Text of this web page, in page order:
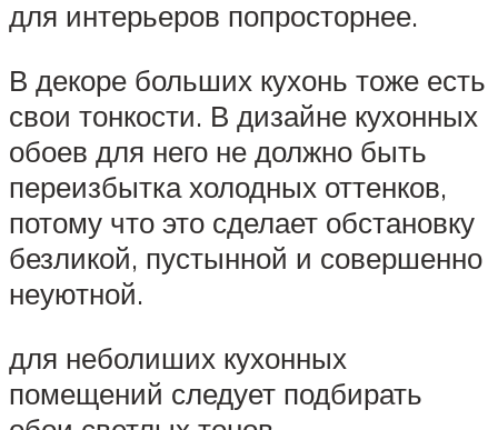
для интерьеров попросторнее.
В декоре больших кухонь тоже есть
свои тонкости. В дизайне кухонных
обоев для него не должно быть
переизбытка холодных оттенков,
потому что это сделает обстановку
безликой, пустынной и совершенно
неуютной.
для неболиших кухонных
помещений следует подбирать